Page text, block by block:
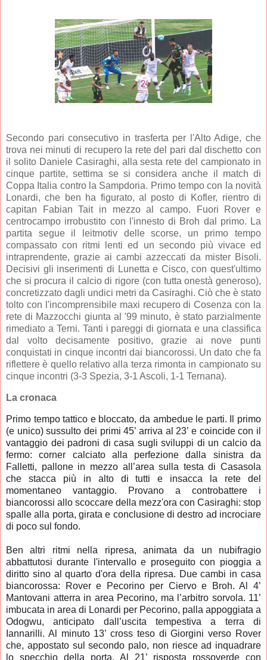
Secondo pari consecutivo in trasferta per l'Alto Adige, che
trova nei minuti di recupero la rete del pari dal dischetto con
il solito Daniele Casiraghi, alla sesta rete del campionato in
cinque partite, settima se si considera anche il match di
Coppa Italia contro la Sampdoria. Primo tempo con la novità
Lonardi, che ben ha figurato, al posto di Kofler, rientro di
capitan Fabian Tait in mezzo al campo. Fuori Rover e
centrocampo irrobustito con l'innesto di Broh dal primo. La
partita segue il leitmotiv delle scorse, un primo tempo
compassato con ritmi lenti ed un secondo più vivace ed
intraprendente, grazie ai cambi azzeccati da mister Bisoli.
Decisivi gli inserimenti di Lunetta e Cisco, con quest'ultimo
che si procura il calcio di rigore (con tutta onestà generoso),
concretizzato dagli undici metri da Casiraghi. Ciò che è stato
tolto con l'incomprensibile maxi recupero di Cosenza con la
rete di Mazzocchi giunta al '99 minuto, è stato parzialmente
rimediato a Terni. Tanti i pareggi di giornata e una classifica
dal volto decisamente positivo, grazie ai nove punti
conquistati in cinque incontri dai biancorossi. Un dato che fa
riflettere è quello relativo alla terza rimonta in campionato su
cinque incontri (3-3 Spezia, 3-1 Ascoli, 1-1 Ternana).
La cronaca
Primo tempo tattico e bloccato, da ambedue le parti. Il primo
(e unico) sussulto dei primi 45’ arriva al 23’ e coincide con il
vantaggio dei padroni di casa sugli sviluppi di un calcio da
fermo: corner calciato alla perfezione dalla sinistra da
Falletti, pallone in mezzo all’area sulla testa di Casasola
che stacca più in alto di tutti e insacca la rete del
momentaneo vantaggio. Provano a controbattere i
biancorossi allo scoccare della mezz'ora con Casiraghi: stop
spalle alla porta, girata e conclusione di destro ad incrociare
di poco sul fondo.
Ben altri ritmi nella ripresa, animata da un nubifragio
abbattutosi durante l'intervallo e proseguito con pioggia a
diritto sino al quarto d'ora della ripresa. Due cambi in casa
biancorossa: Rover e Pecorino per Ciervo e Broh. Al 4’
Mantovani atterra in area Pecorino, ma l’arbitro sorvola. 11’
imbucata in area di Lonardi per Pecorino, palla appoggiata a
Odogwu, anticipato dall’uscita tempestiva a terra di
Iannarilli. Al minuto 13’ cross teso di Giorgini verso Rover
che, appostato sul secondo palo, non riesce ad inquadrare
lo specchio della porta. Al 21’ risposta rossoverde con